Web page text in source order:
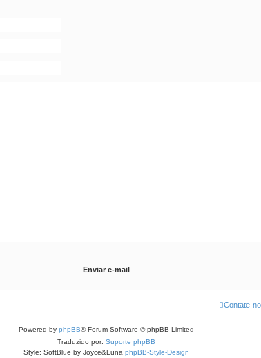
Contate-
Powered by phpBB® Forum Software © phpBB Limited
Traduzido por: Suporte phpBB
Style: SoftBlue by Joyce&Luna phpBB-Style-Design